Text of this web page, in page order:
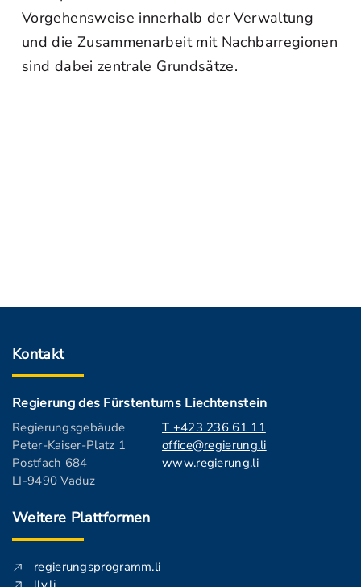
Vorgehensweise innerhalb der Verwaltung
und die Zusammenarbeit mit Nachbarregionen
sind dabei zentrale Grundsätze.
Kontakt
Regierung des Fürstentums Liechtenstein
Regierungsgebäude
Peter-Kaiser-Platz 1
Postfach 684
LI-9490 Vaduz
T +423 236 61 11
office@regierung.li
www.regierung.li
Weitere Plattformen
regierungsprogramm.li